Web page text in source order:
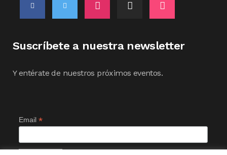
Suscríbete a nuestra newsletter
Y entérate de nuestros próximos eventos.
Email *